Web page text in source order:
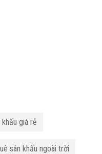
giá rẻ
sân khấu ngoài trời